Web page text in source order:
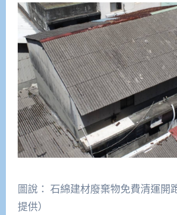
圖說： 石綿建材廢棄物免費清運開
提供）